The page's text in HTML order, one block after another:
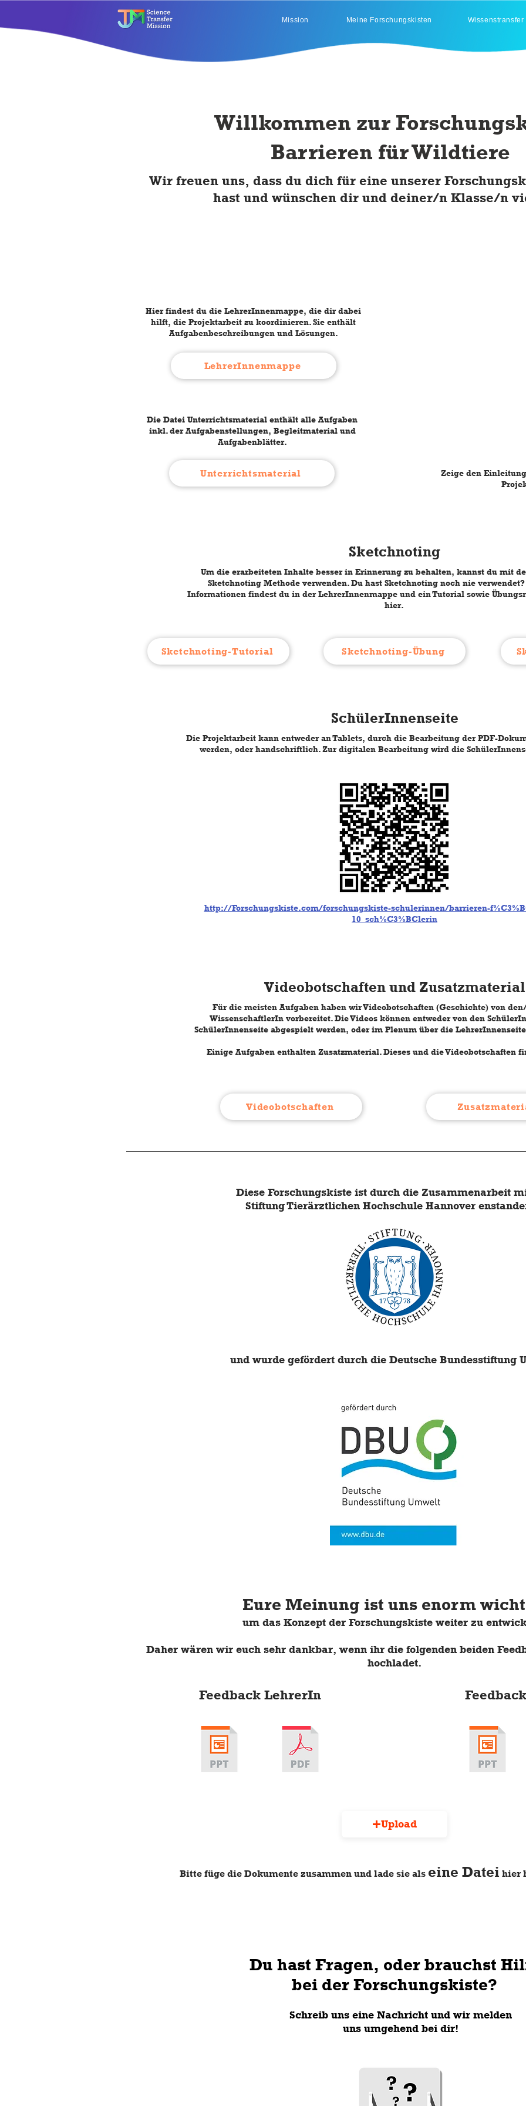
Mission Meine Forschungskisten Wissenstransfer
Willkommen zur
Barrieren für Wildtiere
Wir freuen uns, dass du dich für eine unserer
hast und wünschen dir und deiner/n Klasse/n
Hier findest du die LehrerInnenmappe, die dir dabei
hilft, die Projektarbeit zu koordinieren. Sie enthält
Aufgabenbeschreibungen und Lösungen.
LehrerInnenmappe
Die Datei Unterrichtsmaterial enthält alle Aufgaben
inkl. der Aufgabenstellungen, Begleitmaterial und
Aufgabenblätter.
Unterrichtsmaterial
Zeige den
Sketchnoting
Um die erarbeiteten Inhalte besser in Erinnerung zu behalten, kannst du mit
Sketchnoting Methode verwenden. Du hast Sketchnoting noch nie
Informationen findest du in der LehrerInnenmappe und ein Tutorial sowie
hier.
Sketchnoting-Tutorial Sketchnoting-Übung
SchülerInnenseite
Die Projektarbeit kann entweder an Tablets, durch die Bearbeitung der PDF-
werden, oder handschriftlich. Zur digitalen Bearbeitung wird die
http://Forschungskiste.com/forschungskiste-schulerinnen/barrieren-
10_sch%C3%BClerin
Videobotschaften und Zusatzmaterial
Für die meisten Aufgaben haben wir Videobotschaften (Geschichte) von
WissenschaftlerIn vorbereitet. Die Videos können entweder von den
SchülerInnenseite abgespielt werden, oder im Plenum über die
Einige Aufgaben enthalten Zusatzmaterial. Dieses und die Videobotschaften
Videobotschaften
Diese Forschungskiste ist durch die Zusammenarbeit
Stiftung Tierärztlichen Hochschule Hannover
und wurde gefördert durch die Deutsche Bundesstiftung
Eure Meinung ist uns enorm
um das Konzept der Forschungskiste weiter zu
Daher wären wir euch sehr dankbar, wenn ihr die folgenden beiden
hochladet.
Feedback LehrerIn
Upload
Bitte füge die Dokumente zusammen und lade sie als eine Datei hier
Du hast Fragen, oder brauchst
bei der Forschungskiste?
Schreib uns eine Nachricht und wir melden
uns umgehend bei dir!